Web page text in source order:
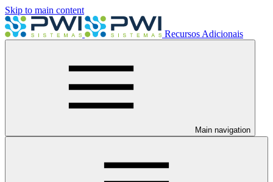
Skip to main content
Recursos Adicionais
Main navigation